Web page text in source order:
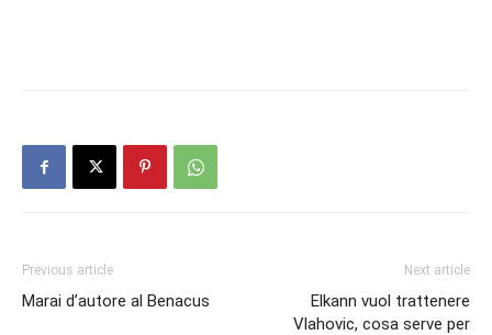
Previous article
Marai d’autore al Benacus
Next article
Elkann vuol trattenere
Vlahovic, cosa serve per